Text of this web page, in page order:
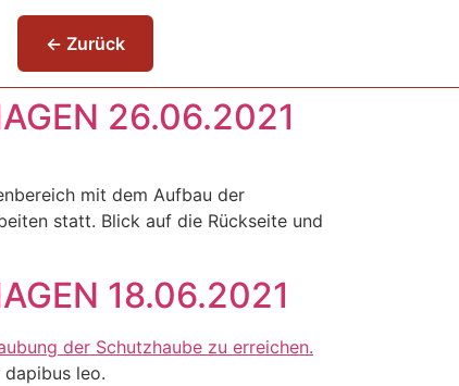
← Zurück
26.06.2021
mit dem Aufbau der
statt. Blick auf die Rückseite und
18.06.2021
leo.